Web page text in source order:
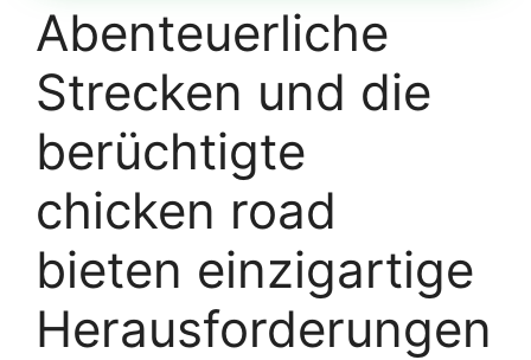
Abenteuerliche
Strecken und die
berüchtigte
chicken road
bieten einzigartige
Herausforderungen